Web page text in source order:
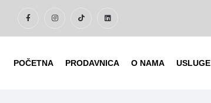
POČETNA PRODAVNICA O NAMA USLUGE